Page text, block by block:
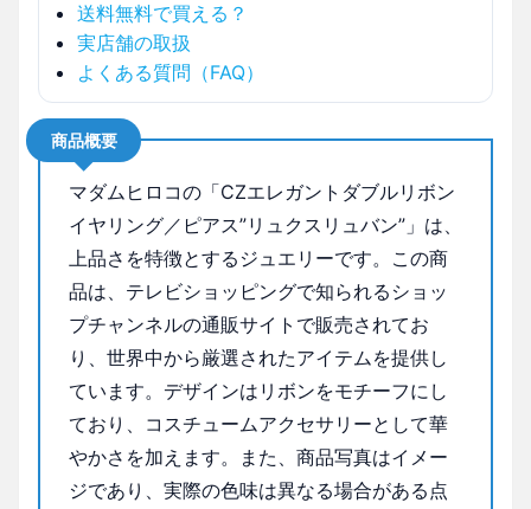
送料無料で買える？
実店舗の取扱
よくある質問（FAQ）
商品概要
マダムヒロコの「CZエレガントダブルリボン
イヤリング／ピアス”リュクスリュバン”」は、
上品さを特徴とするジュエリーです。この商
品は、テレビショッピングで知られるショッ
プチャンネルの通販サイトで販売されてお
り、世界中から厳選されたアイテムを提供し
ています。デザインはリボンをモチーフにし
ており、コスチュームアクセサリーとして華
やかさを加えます。また、商品写真はイメー
ジであり、実際の色味は異なる場合がある点